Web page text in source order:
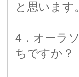
と思います。
4．オーラ
ちですか？